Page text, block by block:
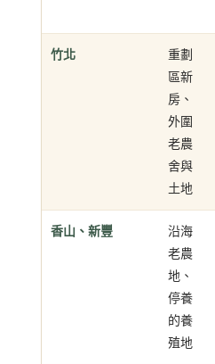
竹北
重劃
區新
房、
外圍
老農
舍與
土地
香山、新豐
沿海
老農
地、
停養
的養
殖地